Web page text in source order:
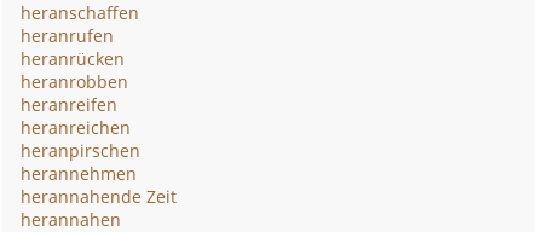
heranschaffen
heranrufen
heranrücken
heranrobben
heranreifen
heranreichen
heranpirschen
herannehmen
herannahende Zeit
herannahen